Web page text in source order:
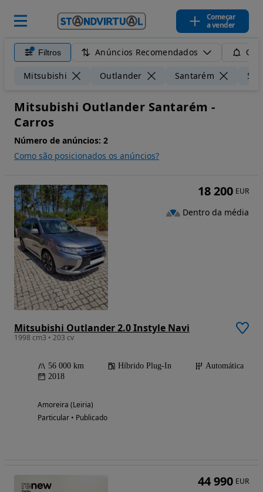
Começar
a vender
Filtros Anúncios Recomendados
Mitsubishi Outlander Santarém 50
Mitsubishi Outlander Santarém -
Carros
Número de anúncios: 2
Como são posicionados os anúncios?
Mitsubishi Outlander 2.0 Instyle Navi
1998 cm3 • 203 cv
56 000 km Híbrido Plug-In
Automática
2018
Amoreira (Leiria)
Particular • Publicado
18 200 EUR
Dentro da média
44 990 EUR